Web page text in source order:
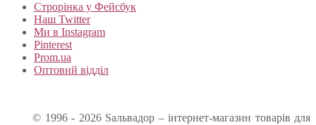
Строрінка у Фейсбук
Наш Twitter
Ми в Instagram
Pinterest
Prom.ua
Оптовий відділ
© 1996 - 2026 Sальвадор – інтернет-магазин товарів для